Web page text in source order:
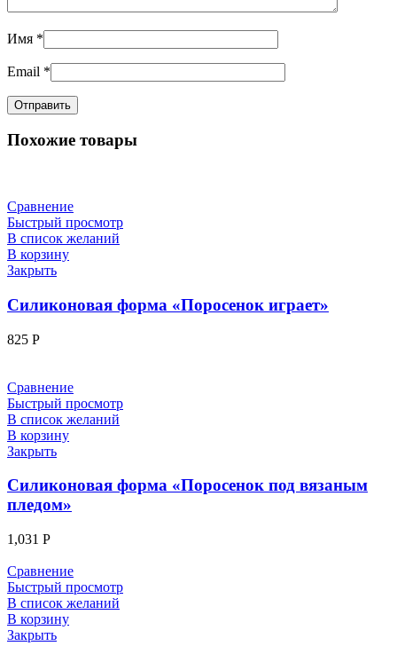
Имя *
Email *
Похожие товары
Сравнение
Быстрый просмотр
В список желаний
В корзину
Закрыть
Силиконовая форма «Поросенок играет»
825 Р
Сравнение
Быстрый просмотр
В список желаний
В корзину
Закрыть
Силиконовая форма «Поросенок под вязаным
пледом»
1,031 Р
Сравнение
Быстрый просмотр
В список желаний
В корзину
Закрыть